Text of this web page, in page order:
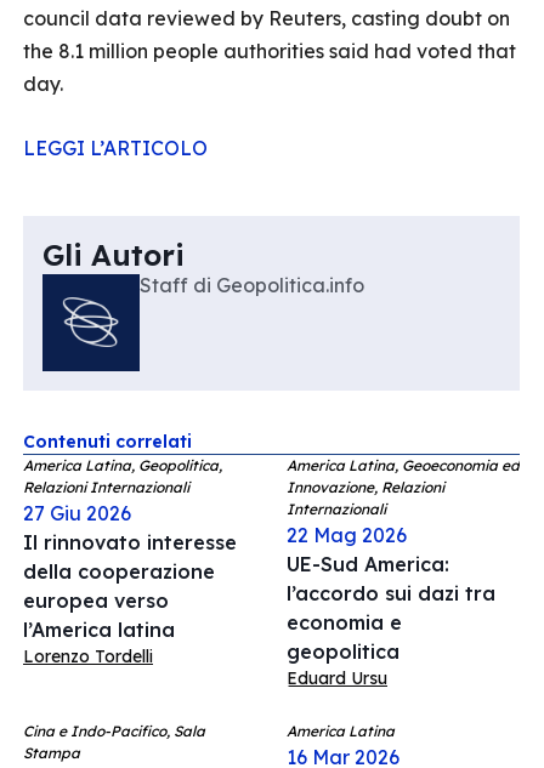
council data reviewed by Reuters, casting doubt on
the 8.1 million people authorities said had voted that
day.
LEGGI L’ARTICOLO
Gli Autori
Staff di Geopolitica.info
Contenuti correlati
America Latina, Geopolitica,
Relazioni Internazionali
27 Giu 2026
Il rinnovato interesse
della cooperazione
europea verso
l’America latina
Lorenzo Tordelli
America Latina, Geoeconomia ed
Innovazione, Relazioni
Internazionali
22 Mag 2026
UE-Sud America:
l’accordo sui dazi tra
economia e
geopolitica
Eduard Ursu
Cina e Indo-Pacifico, Sala
Stampa
America Latina
16 Mar 2026